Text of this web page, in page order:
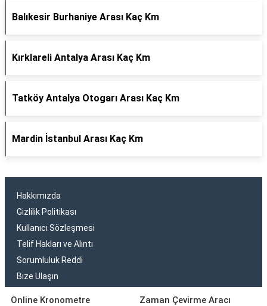
Balıkesir Burhaniye Arası Kaç Km
Kırklareli Antalya Arası Kaç Km
Tatköy Antalya Otogarı Arası Kaç Km
Mardin İstanbul Arası Kaç Km
Hakkımızda
Gizlilik Politikası
Kullanıcı Sözleşmesi
Telif Hakları ve Alıntı
Sorumluluk Reddi
Bize Ulaşın
Online Kronometre
Zaman Çevirme Aracı